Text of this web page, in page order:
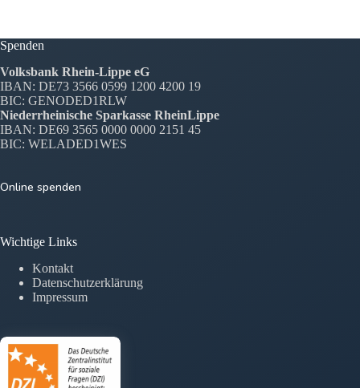
Spenden
Volksbank Rhein-Lippe eG
IBAN: DE73 3566 0599 1200 4200 19
BIC: GENODED1RLW
Niederrheinische Sparkasse RheinLippe
IBAN: DE69 3565 0000 0000 2151 45
BIC: WELADED1WES
Online spenden
Wichtige Links
Kontakt
Datenschutzerklärung
Impressum